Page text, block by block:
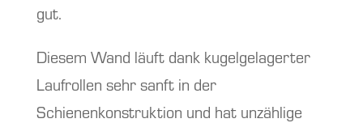
gut.
Diesem Wand läuft dank kugelgelagerter
Laufrollen sehr sanft in der
Schienenkonstruktion und hat unzählige